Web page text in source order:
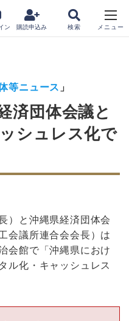
ン 購読申込み
等ニュース 」
済団体会議と
シュレス化で
）と沖縄県経済団体会
会議所連合会会長）は
会館で「沖縄県におけ
ル化・キャッシュレス